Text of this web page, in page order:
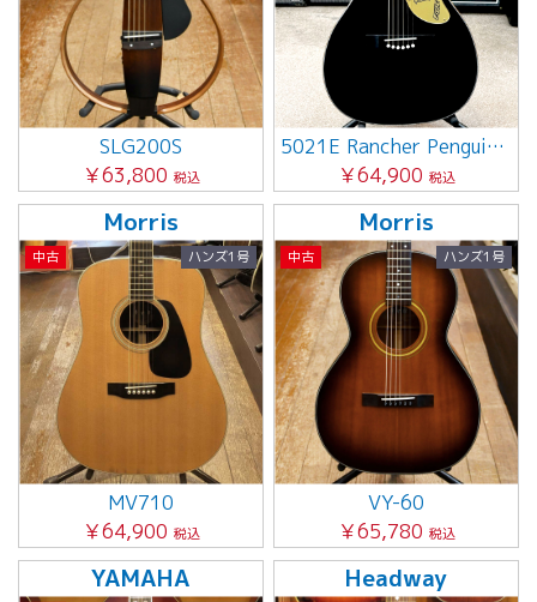
SLG200S
￥63,800 税込
5021E Rancher Penguin Parlor Acoustic/Electronic
￥64,900 税込
Morris
中古 ハンズ1号
MV710
￥64,900 税込
Morris
中古 ハンズ1号
VY-60
￥65,780 税込
YAMAHA Headway